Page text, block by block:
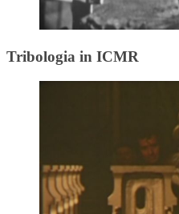
Tribologia in ICMR